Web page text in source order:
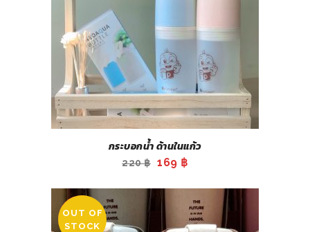
กระบอกน้ำ ด้านในแก้ว
220฿ Original
was:
220 ฿.
169 ฿Current
is:
169 ฿.
SALE
OUT OF
STOCK